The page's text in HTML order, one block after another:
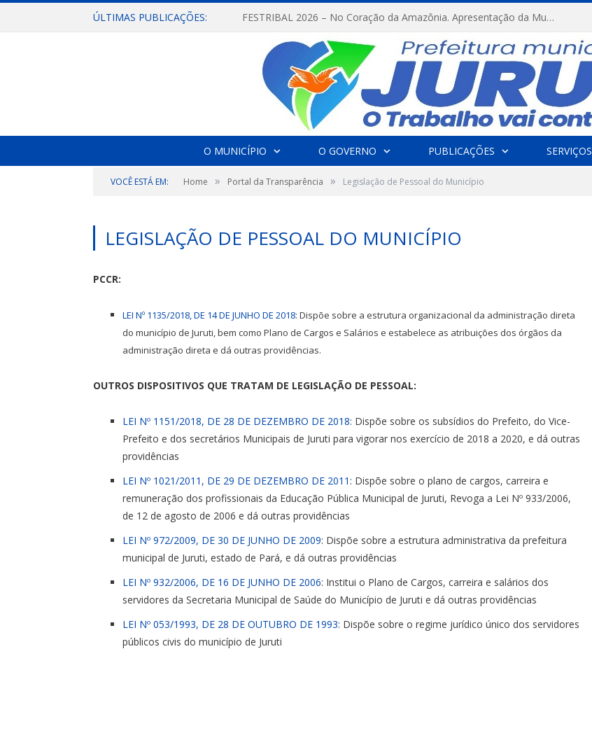
ÚLTIMAS PUBLICAÇÕES: FESTRIBAL 2026 – No Coração da Amazônia. Apresentação da Munduruku.
O MUNICÍPIO O GOVERNO PUBLICAÇÕES SERVIÇOS
VOCÊ ESTÁ EM: Home » Portal da Transparência » Legislação de Pessoal do Município
LEGISLAÇÃO DE PESSOAL DO MUNICÍPIO
PCCR:
LEI Nº 1135/2018, DE 14 DE JUNHO DE 2018: Dispõe sobre a estrutura organizacional da administração direta
do município de Juruti, bem como Plano de Cargos e Salários e estabelece as atribuições dos órgãos da
administração direta e dá outras providências.
OUTROS DISPOSITIVOS QUE TRATAM DE LEGISLAÇÃO DE PESSOAL:
LEI Nº 1151/2018, DE 28 DE DEZEMBRO DE 2018: Dispõe sobre os subsídios do Prefeito, do Vice-
Prefeito e dos secretários Municipais de Juruti para vigorar nos exercício de 2018 a 2020, e dá outras
providências
LEI Nº 1021/2011, DE 29 DE DEZEMBRO DE 2011 : Dispõe sobre o plano de cargos, carreira e
remuneração dos profissionais da Educação Pública Municipal de Juruti, Revoga a Lei Nº 933/2006,
de 12 de agosto de 2006 e dá outras providências
LEI Nº 972/2009, DE 30 DE JUNHO DE 2009: Dispõe sobre a estrutura administrativa da prefeitura
municipal de Juruti, estado de Pará, e dá outras providências
LEI Nº 932/2006, DE 16 DE JUNHO DE 2006: Institui o Plano de Cargos, carreira e salários dos
servidores da Secretaria Municipal de Saúde do Município de Juruti e dá outras providências
LEI Nº 053/1993, DE 28 DE OUTUBRO DE 1993: Dispõe sobre o regime jurídico único dos servidores
públicos civis do município de Juruti